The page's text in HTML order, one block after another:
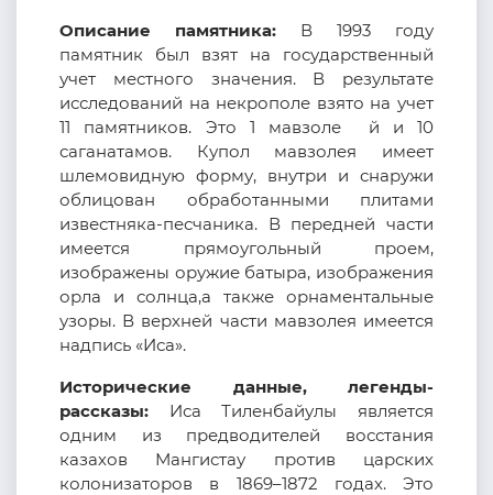
Описание памятника: В 1993 году
памятник был взят на государственный
учет местного значения. В результате
исследований на некрополе взято на учет
11 памятников. Это 1 мавзоле й и 10
саганатамов. Купол мавзолея имеет
шлемовидную форму, внутри и снаружи
облицован обработанными плитами
известняка-песчаника. В передней части
имеется прямоугольный проем,
изображены оружие батыра, изображения
орла и солнца,а также орнаментальные
узоры. В верхней части мавзолея имеется
надпись «Иса».
Исторические данные, легенды-
рассказы: Иса Тиленбайулы является
одним из предводителей восстания
казахов Мангистау против царских
колонизаторов в 1869–1872 годах. Это